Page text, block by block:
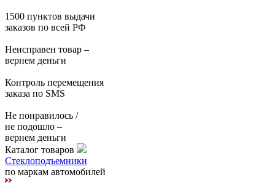
1500 пунктов выдачи
заказов по всей РФ
Неисправен товар –
вернем деньги
Контроль перемещения
заказа по SMS
Не понравилось /
не подошло –
вернем деньги
Каталог товаров
Стеклоподъемники
по маркам автомобилей